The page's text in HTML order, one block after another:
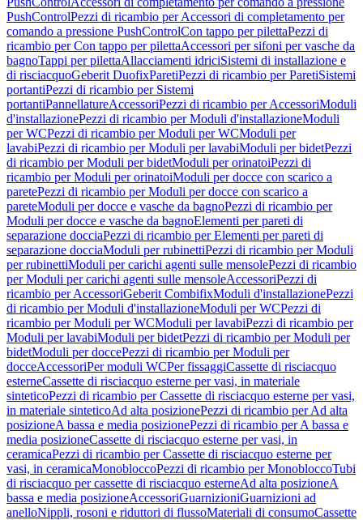
PushControlPezzi di ricambio per Accessori di completamento per
comando a pressione PushControlCon tappo per pilettaPezzi di
ricambio per Con tappo per pilettaAccessori per sifoni per vasche da
bagnoTappi per pilettaAllacciamenti idriciSistemi di installazione e
di risciacquoGeberit DuofixParetiPezzi di ricambio per ParetiSistemi
portantiPezzi di ricambio per Sistemi
portantiPannellatureAccessoriPezzi di ricambio per AccessoriModuli
d'installazionePezzi di ricambio per Moduli d'installazioneModuli
per WCPezzi di ricambio per Moduli per WCModuli per
lavabiPezzi di ricambio per Moduli per lavabiModuli per bidetPezzi
di ricambio per Moduli per bidetModuli per orinatoiPezzi di
ricambio per Moduli per orinatoiModuli per docce con scarico a
paretePezzi di ricambio per Moduli per docce con scarico a
pareteModuli per docce e vasche da bagnoPezzi di ricambio per
Moduli per docce e vasche da bagnoElementi per pareti di
separazione docciaPezzi di ricambio per Elementi per pareti di
separazione docciaModuli per rubinettiPezzi di ricambio per Moduli
per rubinettiModuli per carichi agenti sulle mensolePezzi di ricambio
per Moduli per carichi agenti sulle mensoleAccessoriPezzi di
ricambio per AccessoriGeberit CombifixModuli d'installazionePezzi
di ricambio per Moduli d'installazioneModuli per WCPezzi di
ricambio per Moduli per WCModuli per lavabiPezzi di ricambio per
Moduli per lavabiModuli per bidetPezzi di ricambio per Moduli per
bidetModuli per doccePezzi di ricambio per Moduli per
docceAccessoriPer moduli WCPer fissaggiCassette di risciacquo
esterneCassette di risciacquo esterne per vasi, in materiale
sinteticoPezzi di ricambio per Cassette di risciacquo esterne per vasi,
in materiale sinteticoAd alta posizionePezzi di ricambio per Ad alta
posizioneA bassa e media posizionePezzi di ricambio per A bassa e
media posizioneCassette di risciacquo esterne per vasi, in
ceramicaPezzi di ricambio per Cassette di risciacquo esterne per
vasi, in ceramicaMonobloccoPezzi di ricambio per MonobloccoTubi
di risciacquo per cassette di risciacquo esterneAd alta posizioneA
bassa e media posizioneAccessoriGuarnizioniGuarnizioni ad
anelloNippli, rosoni e riduttori di flussoMateriali di consumoCassette